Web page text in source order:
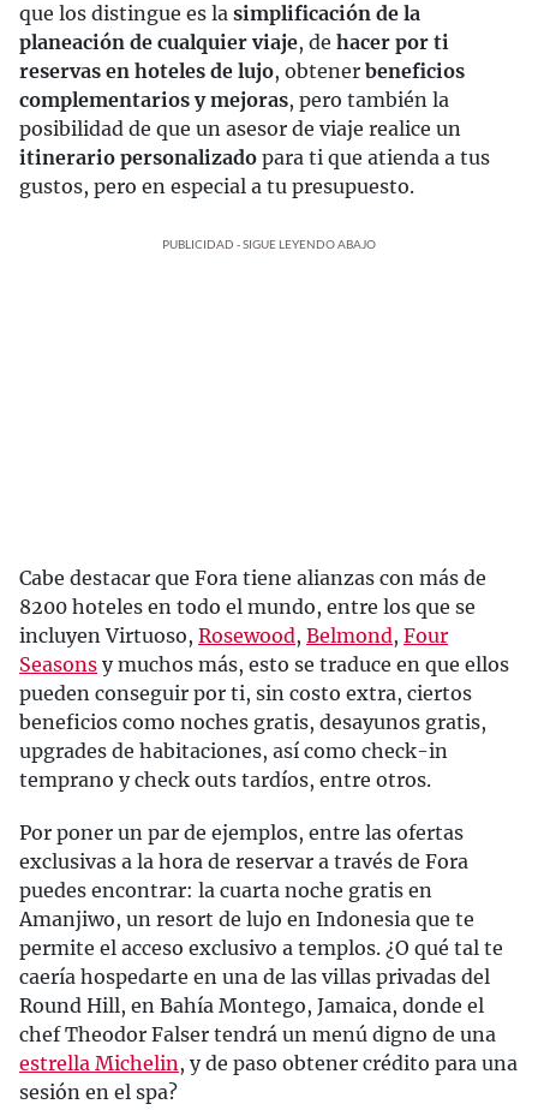
que los distingue es la simplificación de la
planeación de cualquier viaje, de hacer por ti
reservas en hoteles de lujo, obtener beneficios
complementarios y mejoras, pero también la
posibilidad de que un asesor de viaje realice un
itinerario personalizado para ti que atienda a tus
gustos, pero en especial a tu presupuesto.
PUBLICIDAD - SIGUE LEYENDO ABAJO
Cabe destacar que Fora tiene alianzas con más de
8200 hoteles en todo el mundo, entre los que se
incluyen Virtuoso, Rosewood, Belmond, Four
Seasons y muchos más, esto se traduce en que ellos
pueden conseguir por ti, sin costo extra, ciertos
beneficios como noches gratis, desayunos gratis,
upgrades de habitaciones, así como check-in
temprano y check outs tardíos, entre otros.
Por poner un par de ejemplos, entre las ofertas
exclusivas a la hora de reservar a través de Fora
puedes encontrar: la cuarta noche gratis en
Amanjiwo, un resort de lujo en Indonesia que te
permite el acceso exclusivo a templos. ¿O qué tal te
caería hospedarte en una de las villas privadas del
Round Hill, en Bahía Montego, Jamaica, donde el
chef Theodor Falser tendrá un menú digno de una
estrella Michelin, y de paso obtener crédito para una
sesión en el spa?